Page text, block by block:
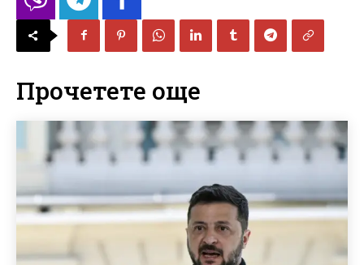
Прочетете още